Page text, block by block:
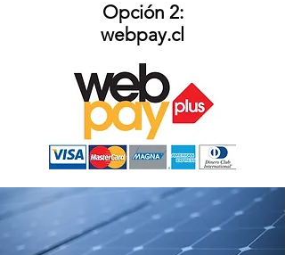
Opción 2:
webpay.cl